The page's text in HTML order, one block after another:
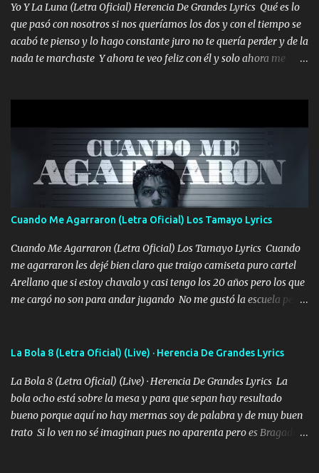
seguiré esperando hasta volvernos a vernos El recuerdo que yo
tengo de mi mente no se va, en mi corazón me llevo lo mismo que
tu papá, a veces me pongo triste porque no puedo mirarte, mas se
que tu me escuchas porque tu eres mi gran ángel, El desespero me
Yo Y La Luna (Letra Oficial) Herencia De Grandes Lyrics Qué es lo
que pasó con nosotros si nos queríamos los dos y con el tiempo se
acabó te pienso y lo hago constante juro no te quería perder y de la
nada te marchaste Y ahora te veo feliz con él y solo ahora me
pero eso ya no va a pasar me perderé en la soledad Porque me
mirabas bonito si yo no fui el final feliz el final fue triste pa mí Y
duele no tenerte aquí sabiendo que moría por ti yo y la luna
cantamos y por ti nos embriagamos Quién sabe qué será de mí si
contigo fui muy feliz a lo mejor no lloró pero muy en el fondo te
adoro
Cuando Me Agarraron (Letra Oficial) Los Tamayo Lyrics
Cuando Me Agarraron (Letra Oficial) Los Tamayo Lyrics Cuando
me agarraron les dejé bien claro que traigo camiseta puro cartel
Arellano que si estoy chavalo y casi tengo los 20 años pero los que
me cargó no son para andar jugando No me gustó la escuela pero
firme el legado que si como me llamó varios ya se han preguntado
fajado y mi R terciado me van a ver allá por TJ para un licenciado
mando un abrazo andamos al cien Choritas también Música
Ando en la colonia bien acelerado traigo un M2 que nunca me ha
fallado para mi compadre mandó un fuerte abrazo también al
La Bola 8 (Letra Oficial) (Live) · Herencia De Grandes Lyrics
La Bola 8 (Letra Oficial) (Live) · Herencia De Grandes Lyrics La
bola ocho está sobre la mesa y para que sepan hay resultado
bueno porque aquí no hay mermas soy de palabra y de muy buen
trato Si lo ven no sé imaginan pues no aparenta pero es Bragado a